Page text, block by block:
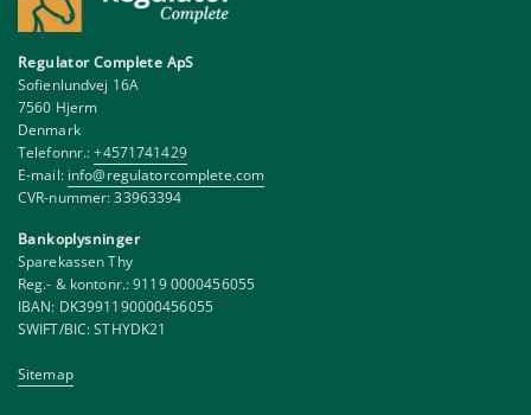
Regulator Complete ApS
Sofienlundvej 16A
7560 Hjerm
Denmark
Telefonnr.:+4571741429
E-mail: info@regulatorcomplete.com
CVR-nummer: 33963394
Bankoplysninger
Sparekassen Thy
Reg.- & kontonr.: 9119 0000456055
IBAN: DK3991190000456055
SWIFT/BIC: STHYDK21
Sitemap